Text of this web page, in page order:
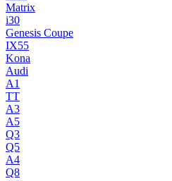
Matrix
i30
Genesis Coupe
IX55
Kona
Audi
A1
TT
A3
A5
Q3
Q5
A4
Q8